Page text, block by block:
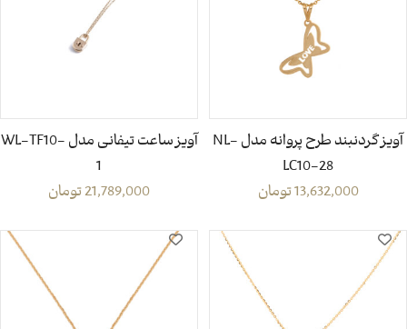
آویز گردنبند طرح پروانه مدل NL-
LC10-28
13,632,000تومان
آویز ساعت تیفانی مدل WL-TF10-
1
21,789,000تومان